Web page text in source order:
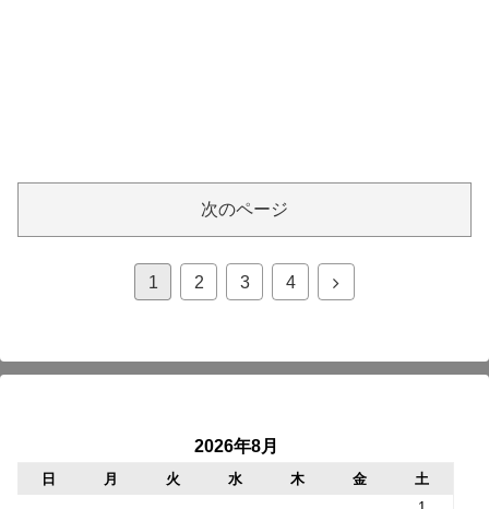
次のページ
1 2 3 4
次
2026年8月
日 月 火 水 木 金
土